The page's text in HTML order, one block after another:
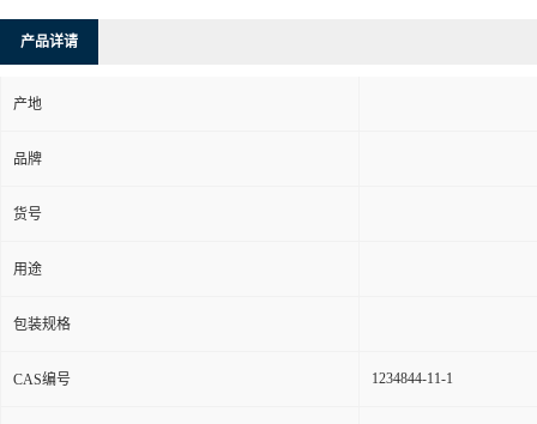
产品详请
产地
品牌
货号
用途
包装规格
CAS编号 1234844-11-1